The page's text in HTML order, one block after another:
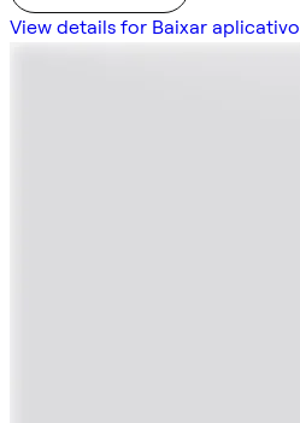
View details for Baixar aplicativo